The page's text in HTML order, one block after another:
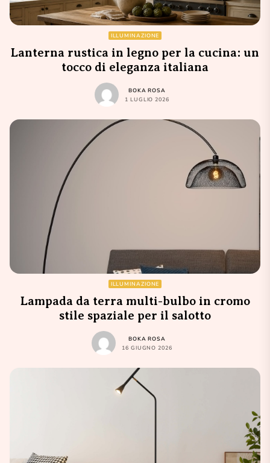
ILLUMINAZIONE
Lanterna rustica in legno per la cucina: un
tocco di eleganza italiana
BOKA ROSA
1 LUGLIO 2026
ILLUMINAZIONE
Lampada da terra multi-bulbo in cromo
stile spaziale per il salotto
BOKA ROSA
16 GIUGNO 2026